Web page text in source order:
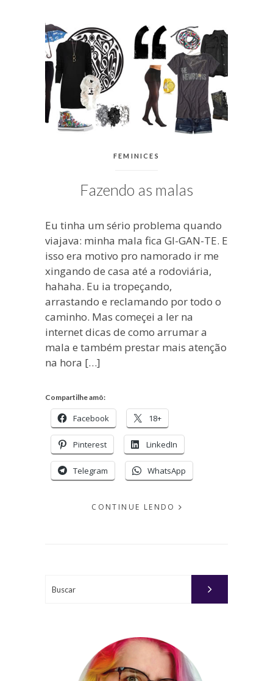
à
moda
antiga.
CATEGORIAS:
FEMINICES
Fazendo as malas
Eu tinha um sério problema quando
viajava: minha mala fica GI-GAN-TE. E
isso era motivo pro namorado ir me
xingando de casa até a rodoviária,
hahaha. Eu ia tropeçando,
arrastando e reclamando por todo o
caminho. Mas começei a ler na
internet dicas de como arrumar a
mala e também prestar mais atenção
na hora […]
Compartilhe amô:
Facebook 18+
Pinterest LinkedIn
Telegram WhatsApp
CONTINUE LENDO
PUBLICADO